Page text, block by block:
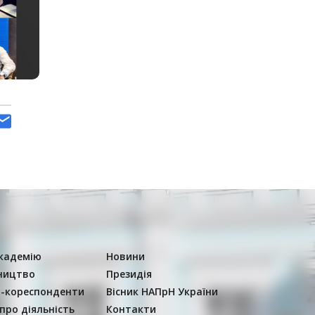
кореспонденти
діяльність
Новини
Президія
Вісник НАПрН України
Контакти